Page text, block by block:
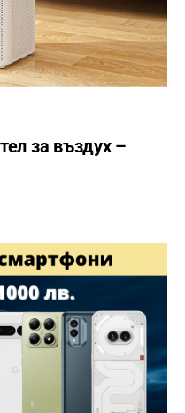
за въздух –